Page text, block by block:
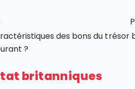
des bons du trésor
?
britanniques